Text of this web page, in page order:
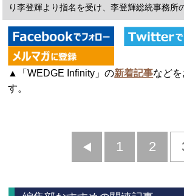
り李登輝より指名を受け、李登輝総統事務所
▲「WEDGE Infinity」の新着記事など
す。
前
1 2